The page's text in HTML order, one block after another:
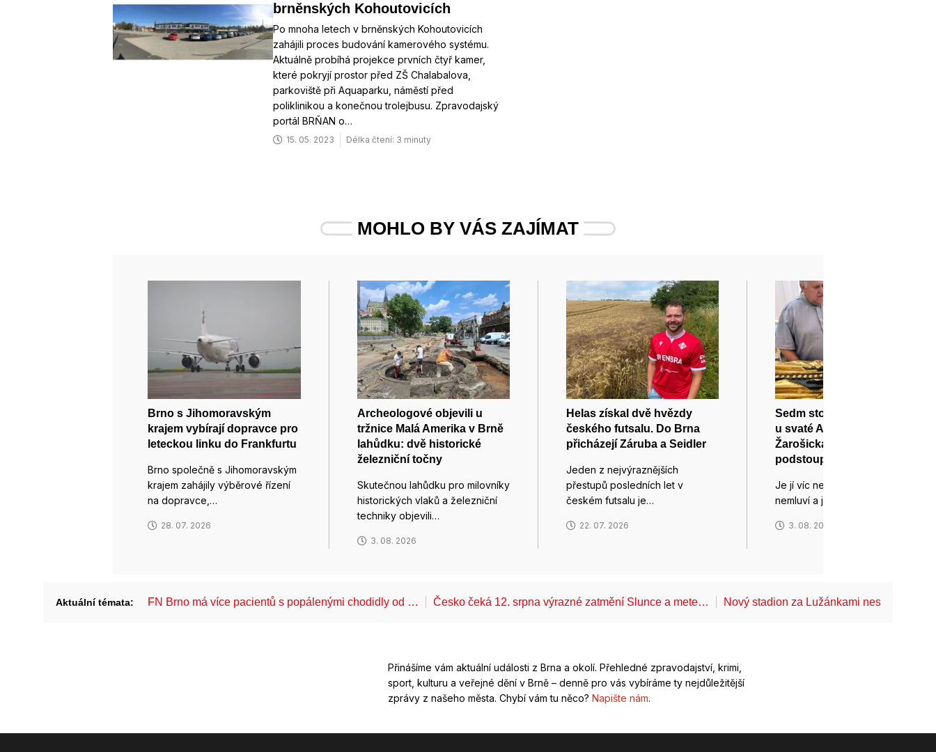
brněnských Kohoutovicích
Po mnoha letech v brněnských Kohoutovicích
zahájili proces budování kamerového systému.
Aktuálně probíhá projekce prvních čtyř kamer,
které pokryjí prostor před ZŠ Chalabalova,
parkoviště při Aquaparku, náměstí před
poliklinikou a konečnou trolejbusu. Zpravodajský
portál BRŇAN o…
15. 05. 2023 Délka čtení: 3 minuty
MOHLO BY VÁS ZAJÍMAT
Brno s Jihomoravským
krajem vybírají dopravce pro
leteckou linku do Frankfurtu
Brno společně s Jihomoravským
krajem zahájily výběrové řízení
na dopravce,…
28. 07. 2026
Archeologové objevili u
tržnice Malá Amerika v Brně
lahůdku: dvě historické
železniční točny
Skutečnou lahůdku pro milovníky
historických vlaků a železniční
techniky objevili…
3. 08. 2026
Helas získal dvě hvězdy
českého futsalu. Do Brna
přicházejí Záruba a Seidler
Jeden z nejvýraznějších
přestupů posledních let v
českém futsalu je…
22. 07. 2026
Sedm století stará pacientka
u svaté Anny v Brně:
Žarošická madona tam
podstoupila CT vyšetření
Je jí víc než sedm set let,
nemluví a je…
3. 08. 2026
Aktuální témata: FN Brno má více pacientů s popálenými chodidly od … Česko čeká 12. srpna výrazné zatmění Slunce a mete… Nový stadion za Lužánkami nesmí mít dle
Přinášíme vám aktuální události z Brna a okolí. Přehledné zpravodajství, krimi,
sport, kulturu a veřejné dění v Brně – denně pro vás vybíráme ty nejdůležitější
zprávy z našeho města. Chybí vám tu něco? Napište nám.